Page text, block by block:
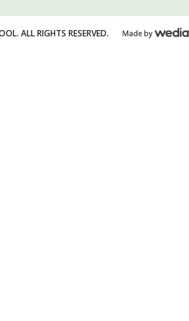
ALL RIGHTS RESERVED.